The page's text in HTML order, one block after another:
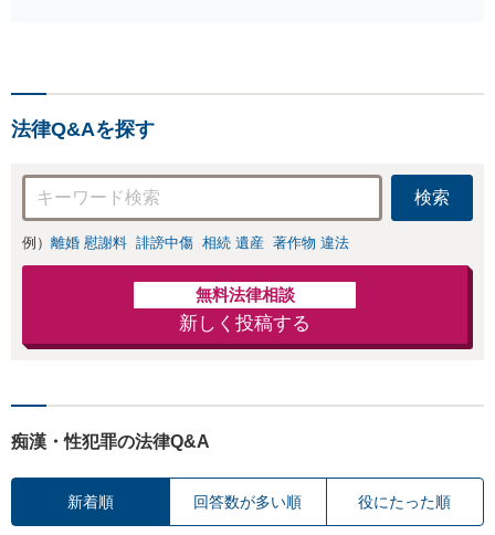
法律Q&Aを探す
検索
例） 離婚 慰謝料 誹謗中傷 相続 遺産 著作物 違法
無料法律相談
新しく投稿する
痴漢・性犯罪の法律Q&A
新着順 回答数が多い順 役にたった順